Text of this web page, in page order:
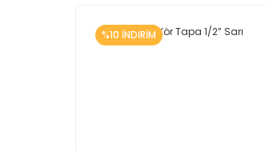
%10 İNDİRİM